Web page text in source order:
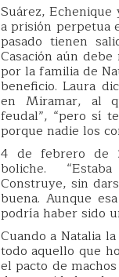
Suárez,
a prisión perpetua
pasado tienen
Casación aún
por la familia de
beneficio. Laura
en Miramar, al
feudal”, “pero sí
porque nadie los
4 de febrero de
boliche.
Construye, sin
buena. Aunque
podría haber sido
Cuando a Natalia
todo aquello que
el pacto de